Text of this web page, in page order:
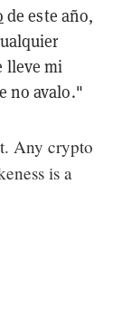
de este año,
lleve mi
no avalo."
Any crypto
is a